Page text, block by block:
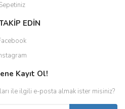
EDİN
Kayıt Ol!
ile ilgili e-posta almak ister misiniz?